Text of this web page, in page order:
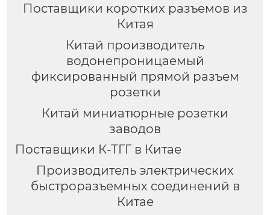
Поставщики коротких разъемов из
Китая
Китай производитель
водонепроницаемый
фиксированный прямой разъем
розетки
Китай миниатюрные розетки
заводов
Поставщики К-ТГГ в Китае
Производитель электрических
быстроразъемных соединений в
Китае